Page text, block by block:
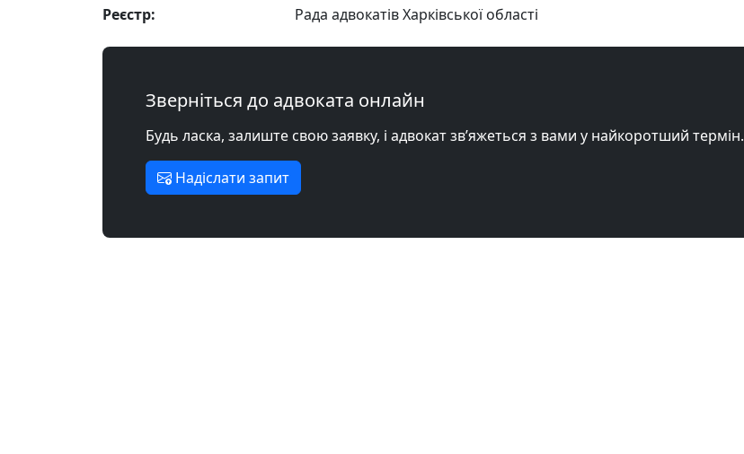
Реєстр:
Рада адвокатів Харківської області
Зверніться до адвоката онлайн
Будь ласка, залиште свою заявку, і адвокат зв’яжеться з вами у найкоротший термін.
Надіслати запит